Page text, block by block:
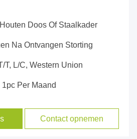
Houten Doos Of Staalkader
Na Ontvangen Storting
T, L/C, Western Union
1pc Per Maand
Contact opnemen